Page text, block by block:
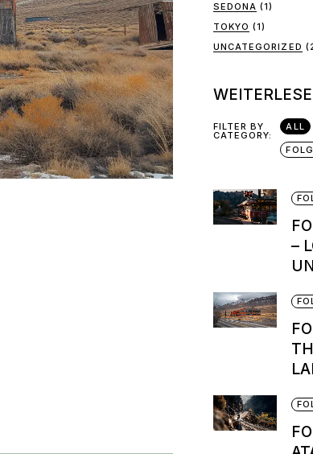
SEDONA (1)
TOKYO (1)
UNCATEGORIZED
FILTER BY
CATEGORY:
ALL
–